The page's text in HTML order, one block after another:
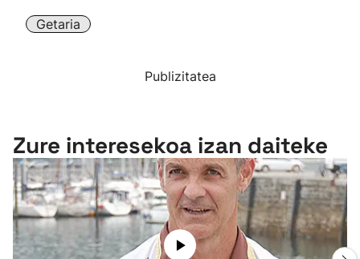
Getaria
Publizitatea
Zure interesekoa izan daiteke